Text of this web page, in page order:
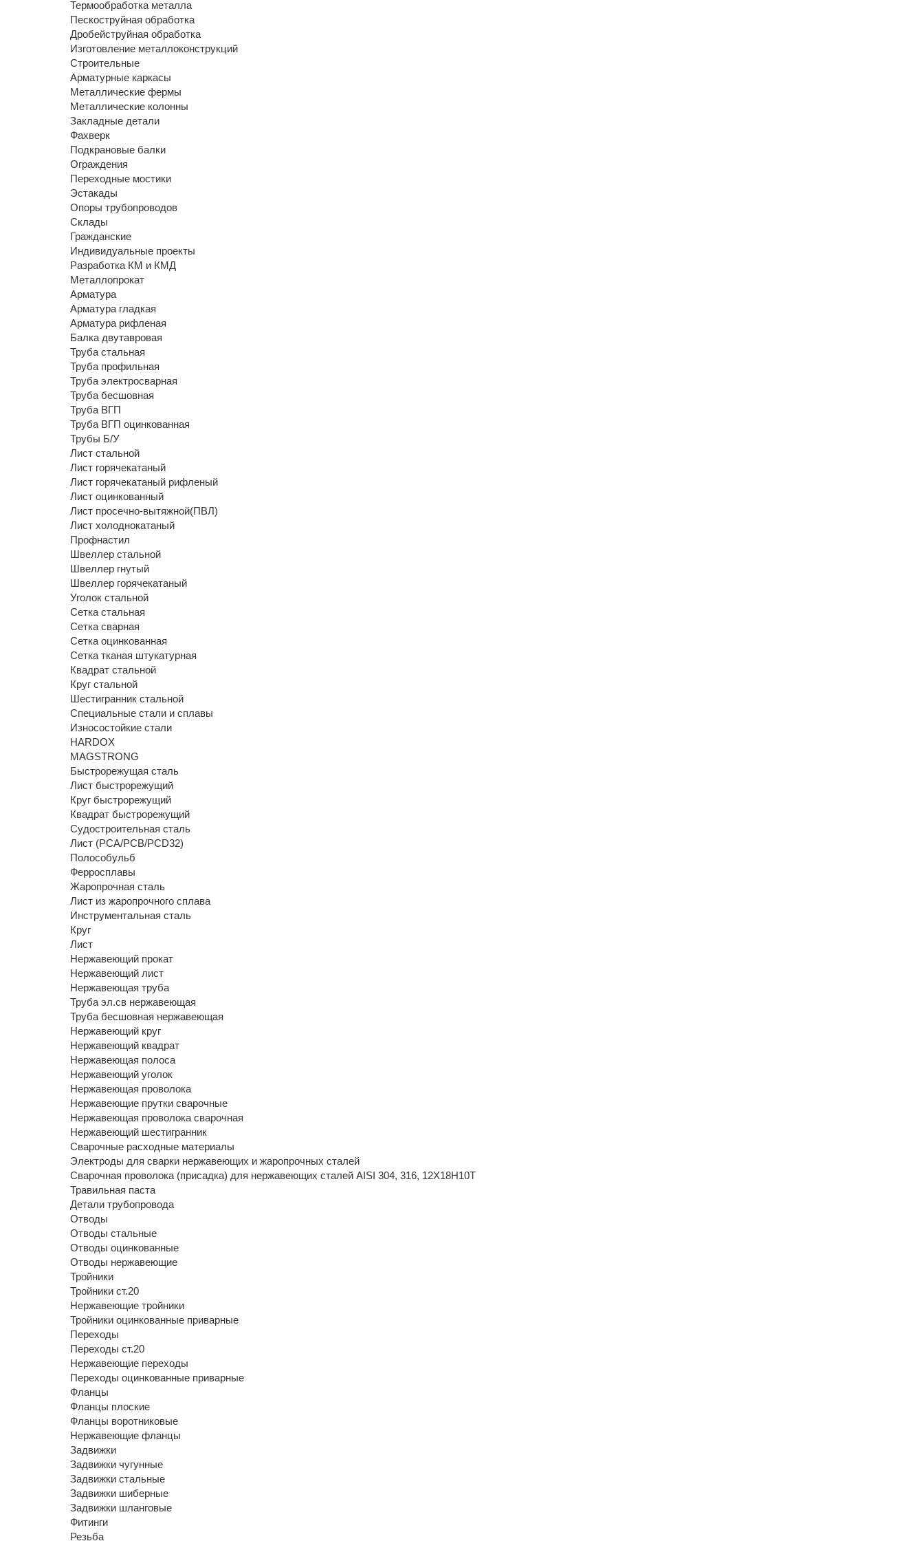
Термообработка металла
Пескоструйная обработка
Дробейструйная обработка
Изготовление металлоконструкций
Строительные
Арматурные каркасы
Металлические фермы
Металлические колонны
Закладные детали
Фахверк
Подкрановые балки
Ограждения
Переходные мостики
Эстакады
Опоры трубопроводов
Склады
Гражданские
Индивидуальные проекты
Разработка КМ и КМД
Металлопрокат
Арматура
Арматура гладкая
Арматура рифленая
Балка двутавровая
Труба стальная
Труба профильная
Труба электросварная
Труба бесшовная
Труба ВГП
Труба ВГП оцинкованная
Трубы Б/У
Лист стальной
Лист горячекатаный
Лист горячекатаный рифленый
Лист оцинкованный
Лист просечно-вытяжной(ПВЛ)
Лист холоднокатаный
Профнастил
Швеллер стальной
Швеллер гнутый
Швеллер горячекатаный
Уголок стальной
Сетка стальная
Сетка сварная
Сетка оцинкованная
Сетка тканая штукатурная
Квадрат стальной
Круг стальной
Шестигранник стальной
Специальные стали и сплавы
Износостойкие стали
HARDOX
MAGSTRONG
Быстрорежущая сталь
Лист быстрорежущий
Круг быстрорежущий
Квадрат быстрорежущий
Судостроительная сталь
Лист (РСА/РСВ/РСD32)
Полособульб
Ферросплавы
Жаропрочная сталь
Лист из жаропрочного сплава
Инструментальная сталь
Круг
Лист
Нержавеющий прокат
Нержавеющий лист
Нержавеющая труба
Труба эл.св нержавеющая
Труба бесшовная нержавеющая
Нержавеющий круг
Нержавеющий квадрат
Нержавеющая полоса
Нержавеющий уголок
Нержавеющая проволока
Нержавеющие прутки сварочные
Нержавеющая проволока сварочная
Нержавеющий шестигранник
Сварочные расходные материалы
Электроды для сварки нержавеющих и жаропрочных сталей
Сварочная проволока (присадка) для нержавеющих сталей AISI 304, 316, 12Х18Н10Т
Травильная паста
Детали трубопровода
Отводы
Отводы стальные
Отводы оцинкованные
Отводы нержавеющие
Тройники
Тройники ст.20
Нержавеющие тройники
Тройники оцинкованные приварные
Переходы
Переходы ст.20
Нержавеющие переходы
Переходы оцинкованные приварные
Фланцы
Фланцы плоские
Фланцы воротниковые
Нержавеющие фланцы
Задвижки
Задвижки чугунные
Задвижки стальные
Задвижки шиберные
Задвижки шланговые
Фитинги
Резьба